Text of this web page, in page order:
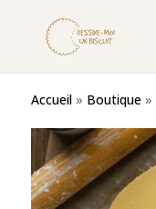
Accueil» Boutique»